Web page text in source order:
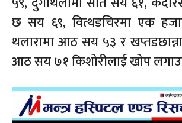
छ सय ६९, वित्थडचिरमा एक
थलारामा आठ सय ५३ र
आठ सय ७१ किशोरीलाई खोप